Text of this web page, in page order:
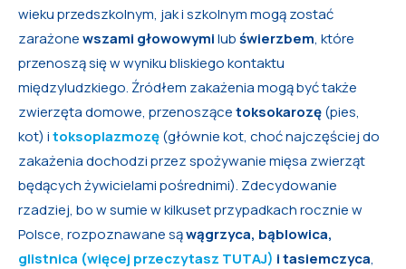
wieku przedszkolnym, jak i szkolnym mogą zostać
zarażonewszami głowowymilubświerzbem, które
przenoszą się w wyniku bliskiego kontaktu
międzyludzkiego. Źródłem zakażenia mogą być także
zwierzęta domowe, przenoszącetoksokarozę(pies,
kot) itoksoplazmozę(głównie kot, choć najczęściej do
zakażenia dochodzi przez spożywanie mięsa zwierząt
będących żywicielami pośrednimi). Zdecydowanie
rzadziej, bo w sumie w kilkuset przypadkach rocznie w
Polsce, rozpoznawane sąwągrzyca, bąblowica,
glistnica (więcej przeczytasz TUTAJ) i tasiemczyca,